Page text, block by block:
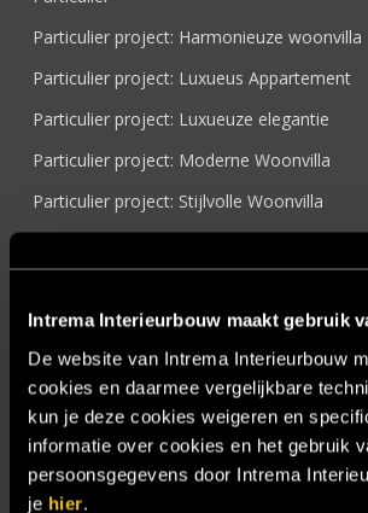
Intrema Interieurbouw maakt gebruik
De website van Intrema Interieurbouw
cookies en daarmee vergelijkbare
kun je deze cookies weigeren en
informatie over cookies en het gebruik
persoonsgegevens door Intrema
je hier.
Particulier project: Harmonieuze woonvilla
Particulier project: Luxueus Appartement
Particulier project: Luxueuze elegantie
Particulier project: Moderne Woonvilla
Particulier project: Stijlvolle Woonvilla
Referenties
Samenwerken
Sensire
Showroom
SIDN